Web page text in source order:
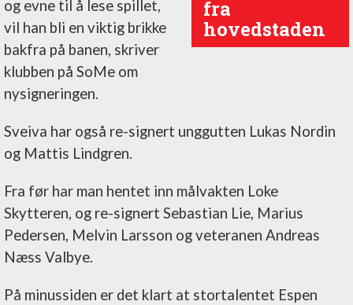
fra
hovedstaden
og evne til å lese spillet,
vil han bli en viktig brikke
bakfra på banen, skriver
klubben på SoMe om
nysigneringen.
Sveiva har også re-signert unggutten Lukas Nordin
og Mattis Lindgren.
Fra før har man hentet inn målvakten Loke
Skytteren, og re-signert Sebastian Lie, Marius
Pedersen, Melvin Larsson og veteranen Andreas
Næss Valbye.
På minussiden er det klart at stortalentet Espen